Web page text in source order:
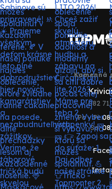
Kamenná
082
Po - Pi:
So: